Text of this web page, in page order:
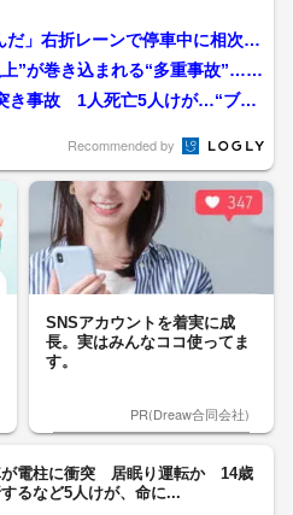
だ」右折レーンで停車中に相次ぎ
”が巻き込まれる“多重事故”…火
き事故 1人死亡5人けが…“ブレ
Recommended by
SNSアカウントを着実に成
長。実はみんなココ使ってま
す。
PR(Dreaw合同会社)
が電柱に衝突 居眠り運転か 14歳
るなど5人けが、命に...